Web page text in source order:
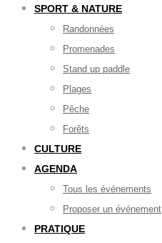
SPORT & NATURE
Randonnées
Promenades
Stand up paddle
Plages
Pêche
Forêts
CULTURE
AGENDA
Tous les événements
Proposer un événement
PRATIQUE